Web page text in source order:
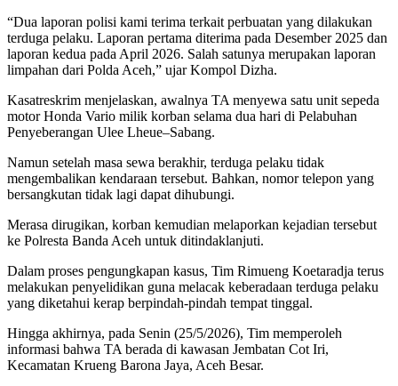
“Dua laporan polisi kami terima terkait perbuatan yang dilakukan
terduga pelaku. Laporan pertama diterima pada Desember 2025 dan
laporan kedua pada April 2026. Salah satunya merupakan laporan
limpahan dari Polda Aceh,” ujar Kompol Dizha.
Kasatreskrim menjelaskan, awalnya TA menyewa satu unit sepeda
motor Honda Vario milik korban selama dua hari di Pelabuhan
Penyeberangan Ulee Lheue–Sabang.
Namun setelah masa sewa berakhir, terduga pelaku tidak
mengembalikan kendaraan tersebut. Bahkan, nomor telepon yang
bersangkutan tidak lagi dapat dihubungi.
Merasa dirugikan, korban kemudian melaporkan kejadian tersebut
ke Polresta Banda Aceh untuk ditindaklanjuti.
Dalam proses pengungkapan kasus, Tim Rimueng Koetaradja terus
melakukan penyelidikan guna melacak keberadaan terduga pelaku
yang diketahui kerap berpindah-pindah tempat tinggal.
Hingga akhirnya, pada Senin (25/5/2026), Tim memperoleh
informasi bahwa TA berada di kawasan Jembatan Cot Iri,
Kecamatan Krueng Barona Jaya, Aceh Besar.